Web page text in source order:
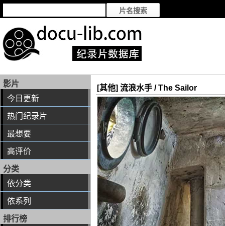
影片
今日更新
热门纪录片
最想要
高评价
分类
依分类
依系列
排行榜
[其他] 流浪水手 / The Sailor